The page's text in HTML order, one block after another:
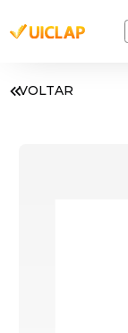
VOLTAR